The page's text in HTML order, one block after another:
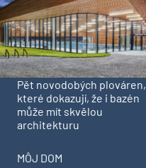
Pět novodobých plováren,
které dokazují, že i bazén
může mít skvělou
architekturu
MÔJ DOM